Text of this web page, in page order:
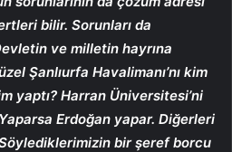
bilir. Sorunları da
ve milletin hayrına
Şanlıurfa Havalimanı’nı kim
yaptı? Harran Üniversitesi’ni
Erdoğan yapar. Diğerleri
bir şeref borcu